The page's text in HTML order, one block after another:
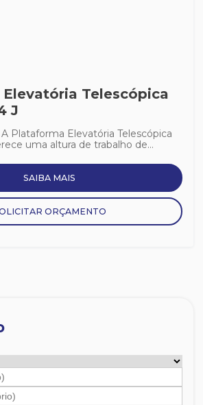
Telescópica
J
Plataforma Elevatória Telescópica
uma altura de trabalho de...
SAIBA MAIS
ORÇAMENTO